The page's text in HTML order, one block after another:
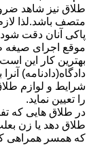
طلاق نیز شاهد
متصف باشد.لذا
پاکی آنان دقت
موقع اجرای صیغه
بهترین کار این
دادگاه(دادنامه)
شرایط و لوازم
را تعیین نماید.
در طلاق هایی که
طلاق دهد یا زن
که همسر همراهی